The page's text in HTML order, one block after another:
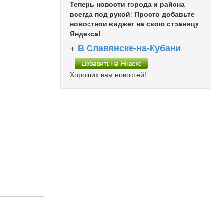
Теперь новости города и района
всегда под рукой! Просто добавьте
новостной виджет на свою страницу
Яндекса!
+ В Славянске-на-Кубани
Хороших вам новостей!